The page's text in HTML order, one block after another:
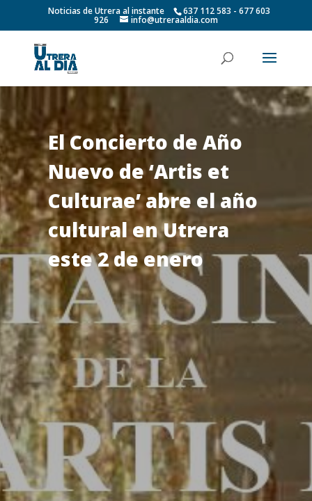
Noticias de Utrera al instante 637 112 583 - 677 603
926 info@utreraaldia.com
El Concierto de Año
Nuevo de ‘Artis et
Culturae’ abre el año
cultural en Utrera
este 2 de enero